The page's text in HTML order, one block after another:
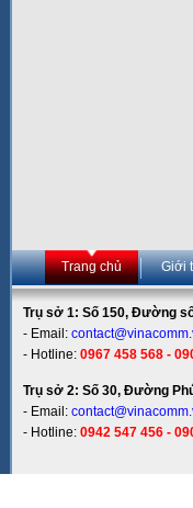
Trang chủ Giới
Trụ sở 1: Số 150, Đường
- Email:
- Hotline: 0967 458 568 -
Trụ sở 2: Số 30, Đường
- Email:
- Hotline: 0942 547 456 -